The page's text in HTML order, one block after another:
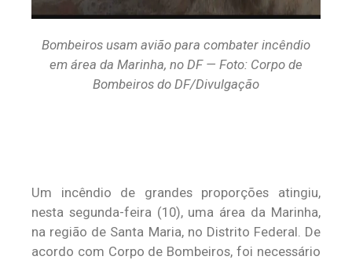
Bombeiros usam avião para combater incêndio
em área da Marinha, no DF — Foto: Corpo de
Bombeiros do DF/Divulgação
Um incêndio de grandes proporções atingiu,
nesta segunda-feira (10), uma área da Marinha,
na região de Santa Maria, no Distrito Federal. De
acordo com Corpo de Bombeiros, foi necessário